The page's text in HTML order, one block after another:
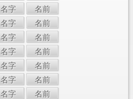
名字 名前
名字 名前
名字 名前
名字 名前
名字 名前
名字 名前
名字 名前